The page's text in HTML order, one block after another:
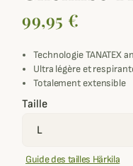
99,95 €
Technologie
Ultra légère et
Totalement extensible
Taille
Guide des tailles Härkila